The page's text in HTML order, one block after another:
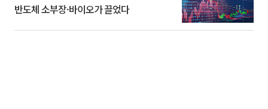
반도체 소부장·바이오가 끌었다